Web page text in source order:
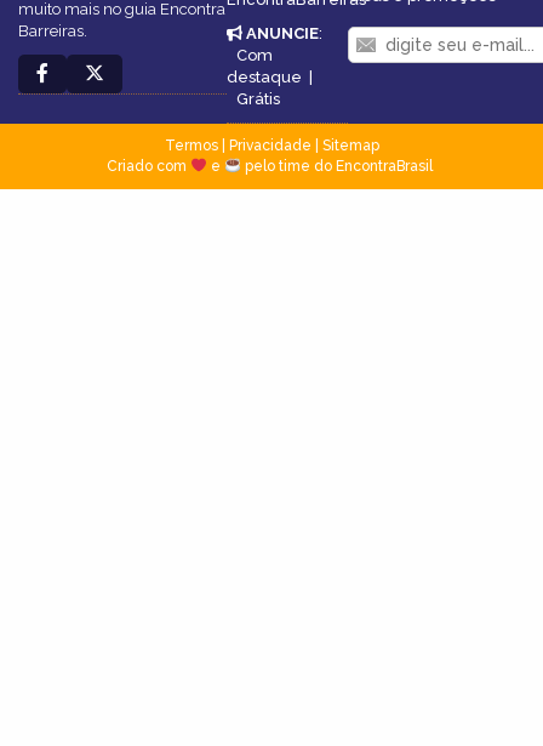
muito mais no guia Encontra
Barreiras.
ANUNCIE:
Com
destaque |
Grátis
Termos| Privacidade
Sitemap
Criado com
e pelo time do EncontraBrasil